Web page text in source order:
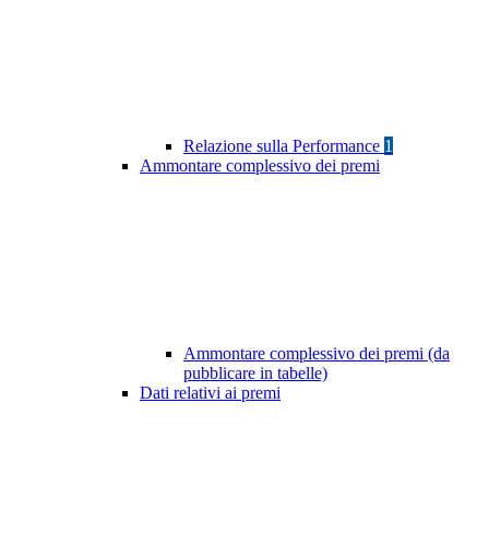
Relazione sulla Performance 1
Ammontare complessivo dei premi
Ammontare complessivo dei premi (da
pubblicare in tabelle)
Dati relativi ai premi